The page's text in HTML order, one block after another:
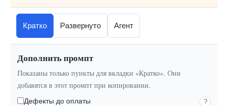
Кратко Развернуто Агент
Дополнить промпт
Показаны только пункты для вкладки «Кратко». Они
добавятся в этот промпт при копировании.
Дефекты до оплаты ?